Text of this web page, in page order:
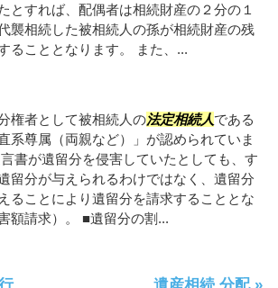
とすれば、配偶者は相続財産の２分の１
襲相続した被相続人の孫が相続財産の残
ることとなります。 また、...
権者として被相続人の法定相続人である
系尊属（両親など）」が認められていま
書が遺留分を侵害していたとしても、す
留分が与えられるわけではなく、遺留分
ることにより遺留分を請求することとな
額請求）。 ■遺留分の割...